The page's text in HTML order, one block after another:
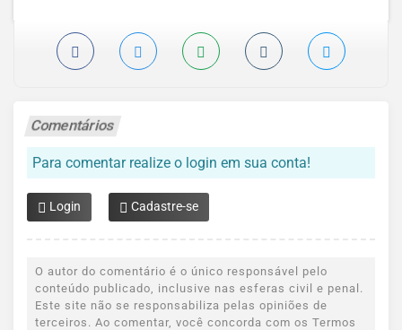
Comentários
Para comentar realize o login em sua conta!
Login Cadastre-se
O autor do comentário é o único responsável pelo
conteúdo publicado, inclusive nas esferas civil e penal.
Este site não se responsabiliza pelas opiniões de
terceiros. Ao comentar, você concorda com os Termos